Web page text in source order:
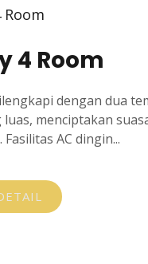
4 Room
dengan dua
luas, menciptakan
AC dingin...